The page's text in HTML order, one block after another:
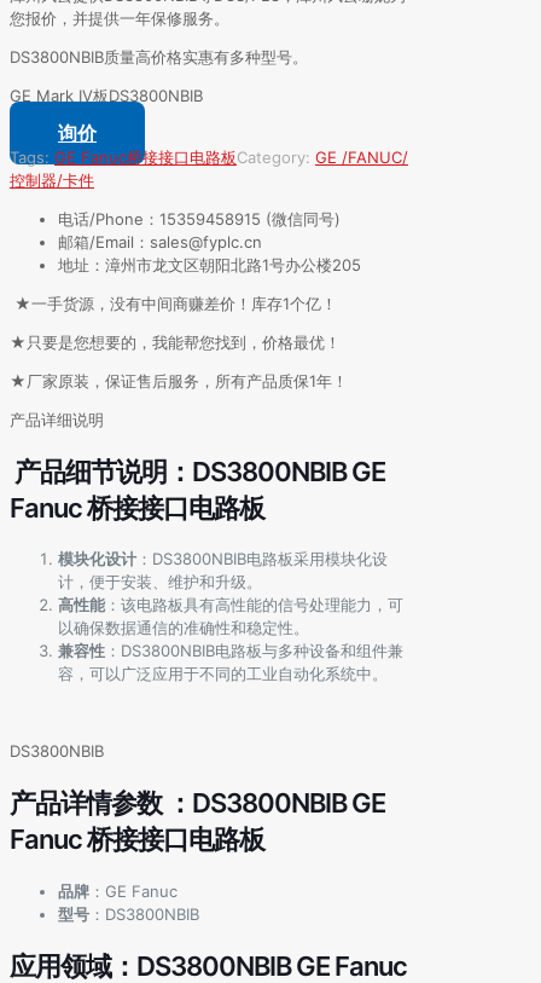
您报价，并提供一年保修服务。
DS3800NBIB质量高价格实惠有多种型号。
GE Mark IV板DS3800NBIB
询价
Tags: GE Fanuc桥接接口电路板Category: GE /FANUC/
控制器/卡件
电话/Phone：15359458915 (微信同号)
邮箱/Email：sales@fyplc.cn
地址：漳州市龙文区朝阳北路1号办公楼205
★一手货源，没有中间商赚差价！库存1个亿！
★只要是您想要的，我能帮您找到，价格最优！
★厂家原装，保证售后服务，所有产品质保1年！
产品详细说明
产品细节说明：DS3800NBIB GE
Fanuc 桥接接口电路板
模块化设计 ：DS3800NBIB电路板采用模块化设
计，便于安装、维护和升级。
高性能 ：该电路板具有高性能的信号处理能力，可
以确保数据通信的准确性和稳定性。
兼容性 ：DS3800NBIB电路板与多种设备和组件兼
容，可以广泛应用于不同的工业自动化系统中。
DS3800NBIB
产品详情参数 ：DS3800NBIB GE
Fanuc 桥接接口电路板
品牌 ：GE Fanuc
型号 ：DS3800NBIB
应用领域：DS3800NBIB GE Fanuc